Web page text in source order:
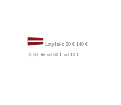
Lotyšsko 20 € 140 €
0,50 ‰ od 30 € od 10 €